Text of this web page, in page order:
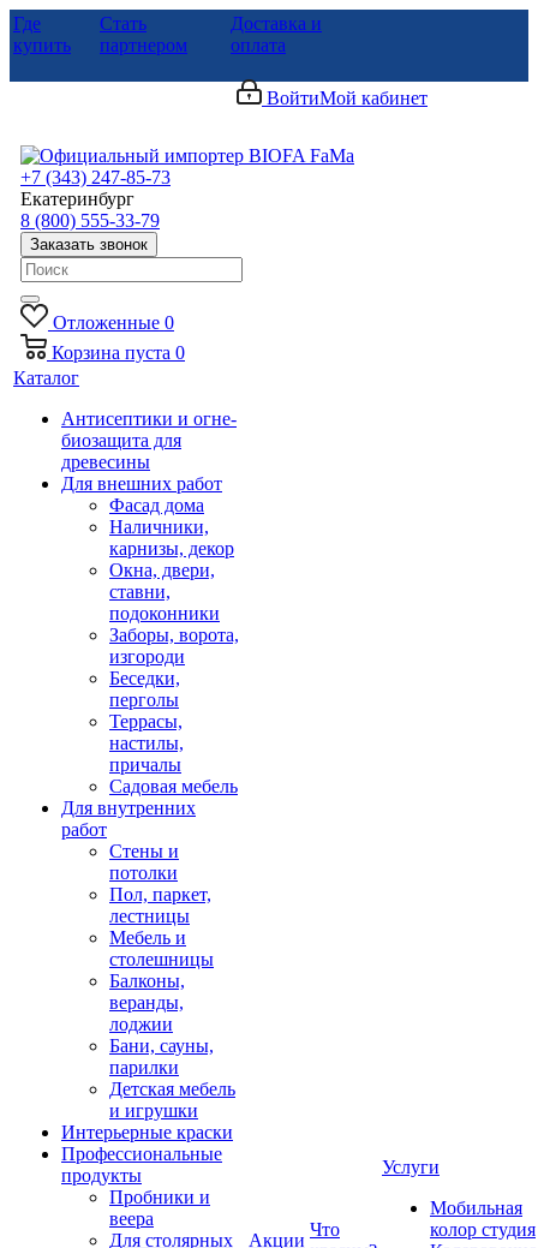
Где
купить
Стать
партнером
Доставка и
оплата
ВойтиМой кабинет
+7 (343) 247-85-73
Екатеринбург
8 (800) 555-33-79
Заказать звонок
Отложенные 0
Корзина пуста 0
Каталог
Антисептики и огне-
биозащита для
древесины
Для внешних работ
Фасад дома
Наличники,
карнизы, декор
Окна, двери,
ставни,
подоконники
Заборы, ворота,
изгороди
Беседки,
перголы
Террасы,
настилы,
причалы
Садовая мебель
Для внутренних
работ
Стены и
потолки
Пол, паркет,
лестницы
Мебель и
столешницы
Балконы,
веранды,
лоджии
Бани, сауны,
парилки
Детская мебель
и игрушки
Интерьерные краски
Профессиональные
продукты
Пробники и
веера
Для столярных
Акции
Что
Услуги
Мобильная
колор студия